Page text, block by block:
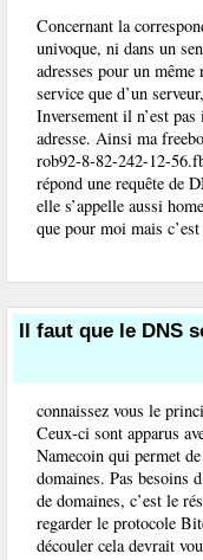
Concernant la
univoque, ni dans un
adresses pour un
service que d’un
Inversement il n’est
adresse. Ainsi ma
rob92-8-82-242-12-
répond une requête de
elle s’appelle aussi
que pour moi mais
Il faut que le DNS
connaissez vous le
Ceux-ci sont apparus
Namecoin qui permet
domaines. Pas besoins
de domaines, c’est le
regarder le protocole
découler cela devrait